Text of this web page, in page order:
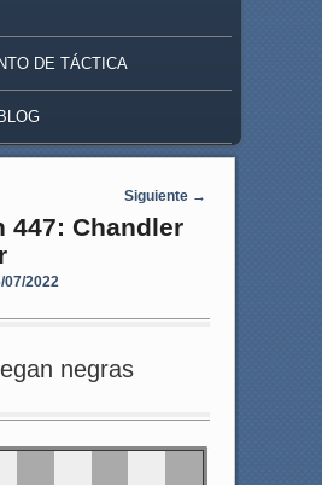
DE TÁCTICA
entradas Siguiente →
447: Chandler
07/2022
negras